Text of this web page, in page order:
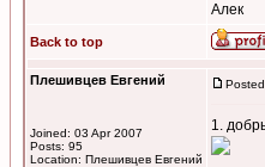
Алек
Back to top
Плешивцев Евгений
Joined: 03 Apr 2007
Posts: 95
Location: Плешивцев Евгений
1.